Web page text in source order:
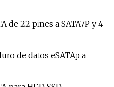
de 22 pines a SATA7P y 4
de datos eSATAp a